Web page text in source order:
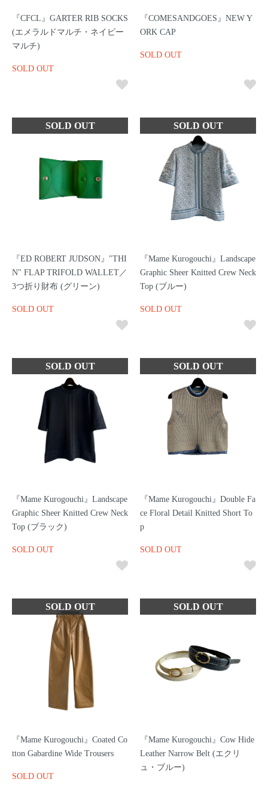
『CFCL』GARTER RIB SOCKS
(エメラルドマルチ・ネイビー
マルチ)
SOLD OUT
『COMESANDGOES』NEW Y
ORK CAP
SOLD OUT
『ED ROBERT JUDSON』"THI
N" FLAP TRIFOLD WALLET／
3つ折り財布 (グリーン)
SOLD OUT
『Mame Kurogouchi』Landscape
Graphic Sheer Knitted Crew Neck
Top (ブルー)
SOLD OUT
『Mame Kurogouchi』Landscape
Graphic Sheer Knitted Crew Neck
Top (ブラック)
SOLD OUT
『Mame Kurogouchi』Double Fa
ce Floral Detail Knitted Short To
p
SOLD OUT
『Mame Kurogouchi』Coated Co
tton Gabardine Wide Trousers
SOLD OUT
『Mame Kurogouchi』Cow Hide
Leather Narrow Belt (エクリ
ュ・ブルー)